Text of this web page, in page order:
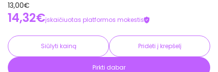
13,00€
14,32€įskaičiuotas platformos mokestis
Siūlyti kainą Pridėti į krepšelį
Pirkti dabar